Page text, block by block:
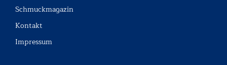
Schmuckmagazin
Kontakt
Impressum